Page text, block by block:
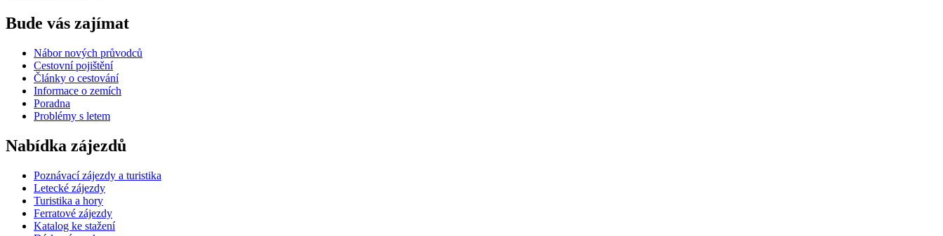
Bude vás zajímat
Nábor nových průvodců
Cestovní pojištění
Články o cestování
Informace o zemích
Poradna
Problémy s letem
Nabídka zájezdů
Poznávací zájezdy a turistika
Letecké zájezdy
Turistika a hory
Ferratové zájezdy
Katalog ke stažení